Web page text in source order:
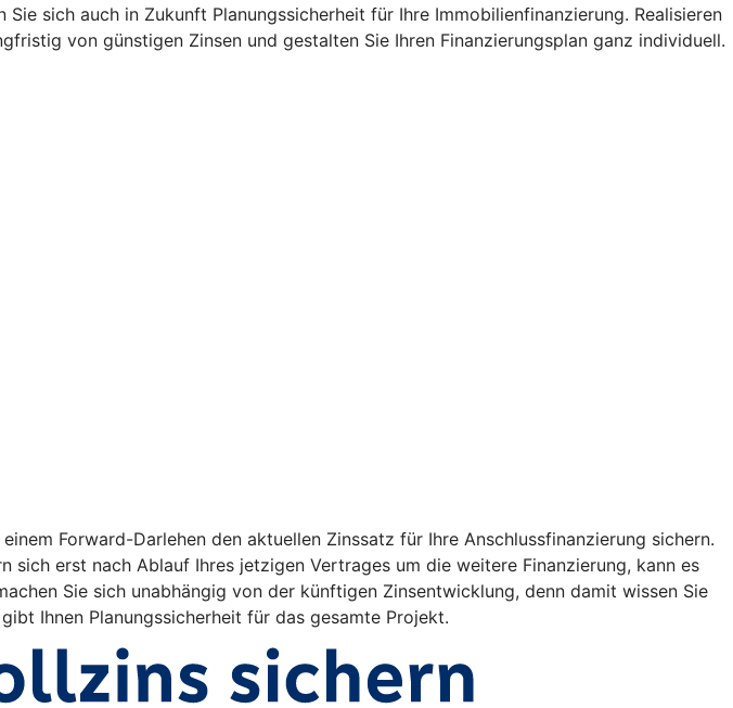
sich auch in Zukunft Planungssicherheit für Ihre Immobilienfinanzierung. Realisieren
von günstigen Zinsen und gestalten Sie Ihren Finanzierungsplan ganz individuell.
Forward-Darlehen den aktuellen Zinssatz für Ihre Anschlussfinanzierung sichern.
erst nach Ablauf Ihres jetzigen Vertrages um die weitere Finanzierung, kann es
Sie sich unabhängig von der künftigen Zinsentwicklung, denn damit wissen Sie
Ihnen Planungssicherheit für das gesamte Projekt.